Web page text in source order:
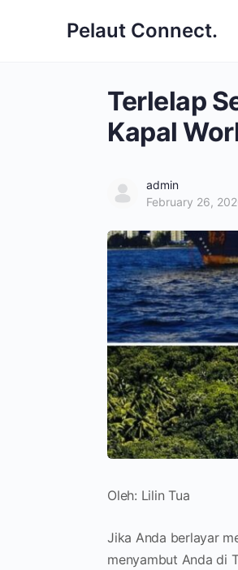
Pelaut Connect.
Terlelap
Kapal
admin
February 26,
Oleh: Lilin Tua
Jika Anda berlayar
menyambut Anda di